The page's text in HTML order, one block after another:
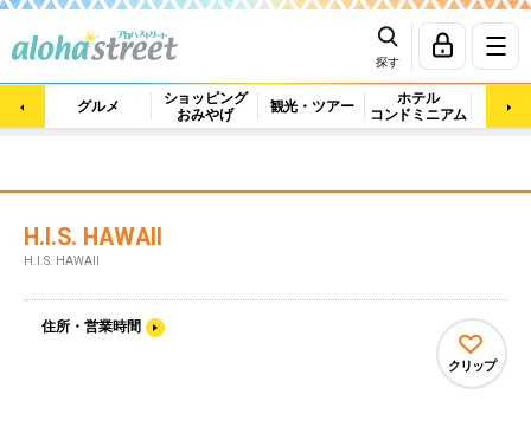
探す
グルメ
ショッピング
おみやげ
観光・ツアー
ホテル
コンドミニアム
マッ
H.I.S. HAWAII
H.I.S. HAWAII
住所・営業時間
クリップ